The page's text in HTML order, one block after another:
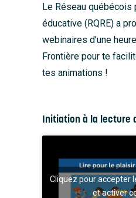
Le Réseau québécois
éducative (RQRE) a
webinaires d’une
Frontière pour te
tes animations !
Initiation à la lecture
Cliquez pour accepter
et activer